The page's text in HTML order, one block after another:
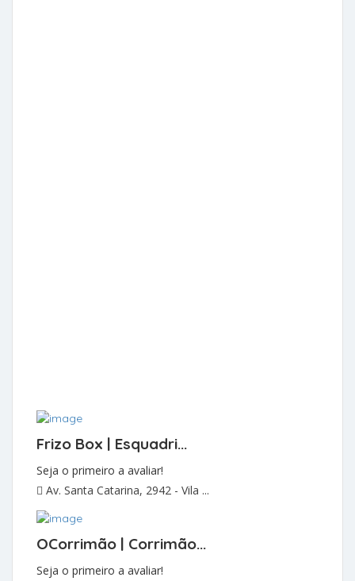
Frizo Box | Esquadri...
Seja o primeiro a avaliar!
Av. Santa Catarina, 2942 - Vila ...
OCorrimão | Corrimão...
Seja o primeiro a avaliar!